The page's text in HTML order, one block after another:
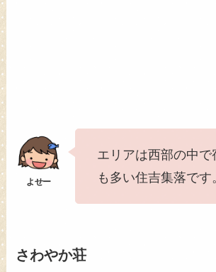
エリアは西部の中で
も多い住吉集落です
さわやか荘